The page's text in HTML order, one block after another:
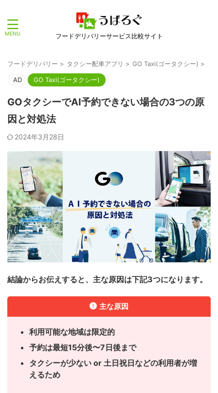
フードデリバリーサービス比較サイト
フードデリバリー > タクシー配車アプリ > GO Taxi(ゴータクシー) >
AD GO Taxi(ゴータクシー)
GOタクシーでAI予約できない場合の3つの原
因と対処法
2024年3月28日
結論からお伝えすると、主な原因は下記3つになります。
主な原因
利用可能な地域は限定的
予約は最短15分後〜7日後まで
タクシーが少ない or 土日祝日などの利用者が増
えるため